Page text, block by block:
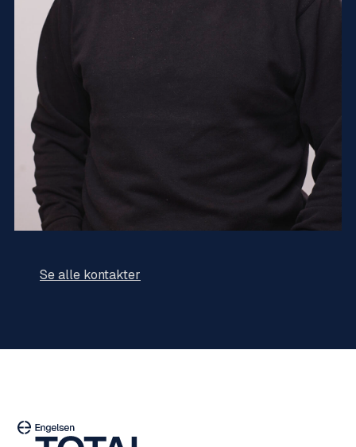
Se alle kontakter